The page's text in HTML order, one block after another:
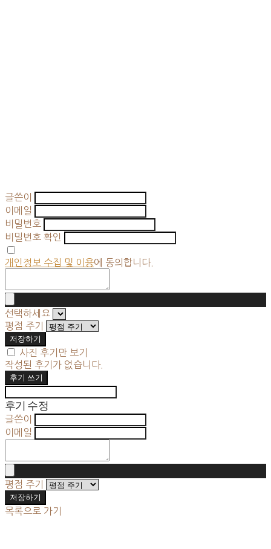
글쓴이
이메일
비밀번호
비밀번호 확인
개인정보 수집 및 이용에 동의합니다.
선택하세요
평점 주기
저장하기
사진 후기만 보기
작성된 후기가 없습니다.
후기 쓰기
후기 수정
글쓴이
이메일
평점 주기
저장하기
목록으로 가기